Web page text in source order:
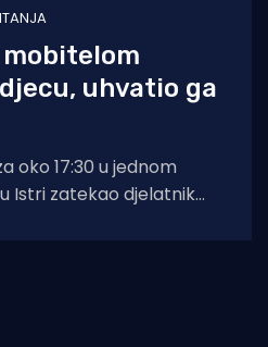
uhvatio ga
oko 17:30 u jednom
Istri zatekao djelatnik